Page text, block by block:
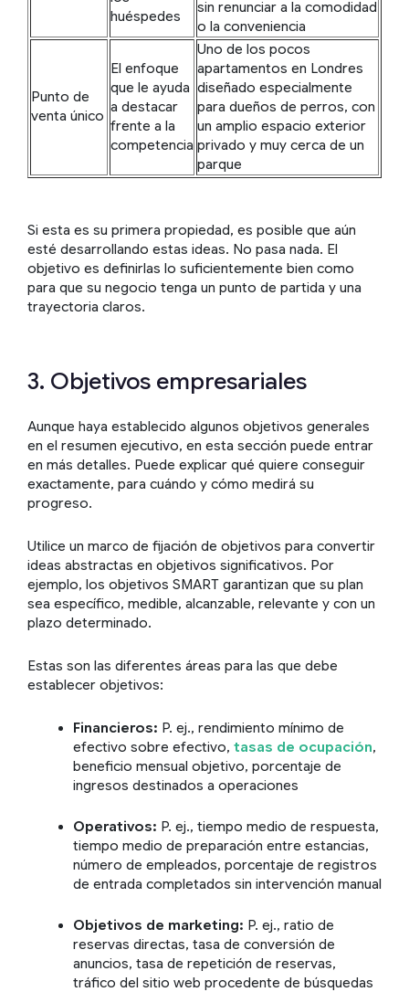
huéspedes
sin renunciar a la comodidad
o la conveniencia
Punto de
venta único
El enfoque
que le ayuda
a destacar
frente a la
competencia
Uno de los pocos
apartamentos en Londres
diseñado especialmente
para dueños de perros, con
un amplio espacio exterior
privado y muy cerca de un
parque
Si esta es su primera propiedad, es posible que aún
esté desarrollando estas ideas. No pasa nada. El
objetivo es definirlas lo suficientemente bien como
para que su negocio tenga un punto de partida y una
trayectoria claros.
3. Objetivos empresariales
Aunque haya establecido algunos objetivos generales
en el resumen ejecutivo, en esta sección puede entrar
en más detalles. Puede explicar qué quiere conseguir
exactamente, para cuándo y cómo medirá su
progreso.
Utilice un marco de fijación de objetivos para convertir
ideas abstractas en objetivos significativos. Por
ejemplo, los objetivos SMART garantizan que su plan
sea específico, medible, alcanzable, relevante y con un
plazo determinado.
Estas son las diferentes áreas para las que debe
establecer objetivos:
Financieros: P. ej., rendimiento mínimo de
efectivo sobre efectivo, tasas de ocupación,
beneficio mensual objetivo, porcentaje de
ingresos destinados a operaciones
Operativos: P. ej., tiempo medio de respuesta,
tiempo medio de preparación entre estancias,
número de empleados, porcentaje de registros
de entrada completados sin intervención manual
Objetivos de marketing: P. ej., ratio de
reservas directas, tasa de conversión de
anuncios, tasa de repetición de reservas,
tráfico del sitio web procedente de búsquedas